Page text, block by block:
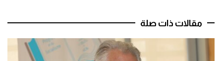
مقالات ذات صلة